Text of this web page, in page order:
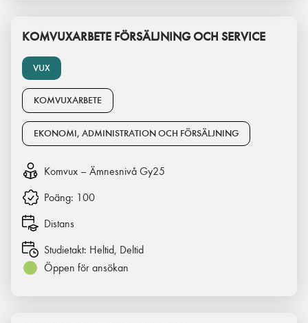
VUX
KOMVUXARBETE FÖRSÄLJNING OCH SERVICE
KOMVUXARBETE
EKONOMI, ADMINISTRATION OCH FÖRSÄLJNING
Komvux – Ämnesnivå Gy25
Poäng: 100
Distans
Studietakt: Heltid, Deltid
Öppen för ansökan